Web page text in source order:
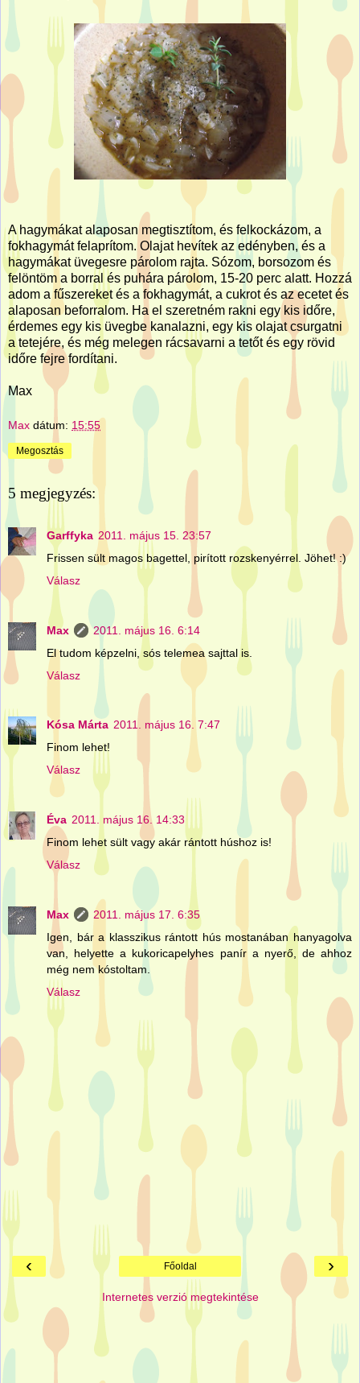
A hagymákat alaposan megtisztítom, és felkockázom, a
fokhagymát felaprítom. Olajat hevítek az edényben, és a
hagymákat üvegesre párolom rajta. Sózom, borsozom és
felöntöm a borral és puhára párolom, 15-20 perc alatt. Hozzá
adom a fűszereket és a fokhagymát, a cukrot és az ecetet és
alaposan beforralom. Ha el szeretném rakni egy kis időre,
érdemes egy kis üvegbe kanalazni, egy kis olajat csurgatni
a tetejére, és még melegen rácsavarni a tetőt és egy rövid
időre fejre fordítani.
Max
Max dátum: 15:55
Megosztás
5 megjegyzés:
Garffyka 2011. május 15. 23:57
Frissen sült magos bagettel, pirított rozskenyérrel. Jöhet! :)
Válasz
Max
2011. május 16. 6:14
El tudom képzelni, sós telemea sajttal is.
Válasz
Kósa Márta 2011. május 16. 7:47
Finom lehet!
Válasz
Éva 2011. május 16. 14:33
Finom lehet sült vagy akár rántott húshoz is!
Válasz
Max
2011. május 17. 6:35
Igen, bár a klasszikus rántott hús mostanában hanyagolva
van, helyette a kukoricapelyhes panír a nyerő, de ahhoz
még nem kóstoltam.
Válasz
‹ ›
Főoldal
Internetes verzió megtekintése